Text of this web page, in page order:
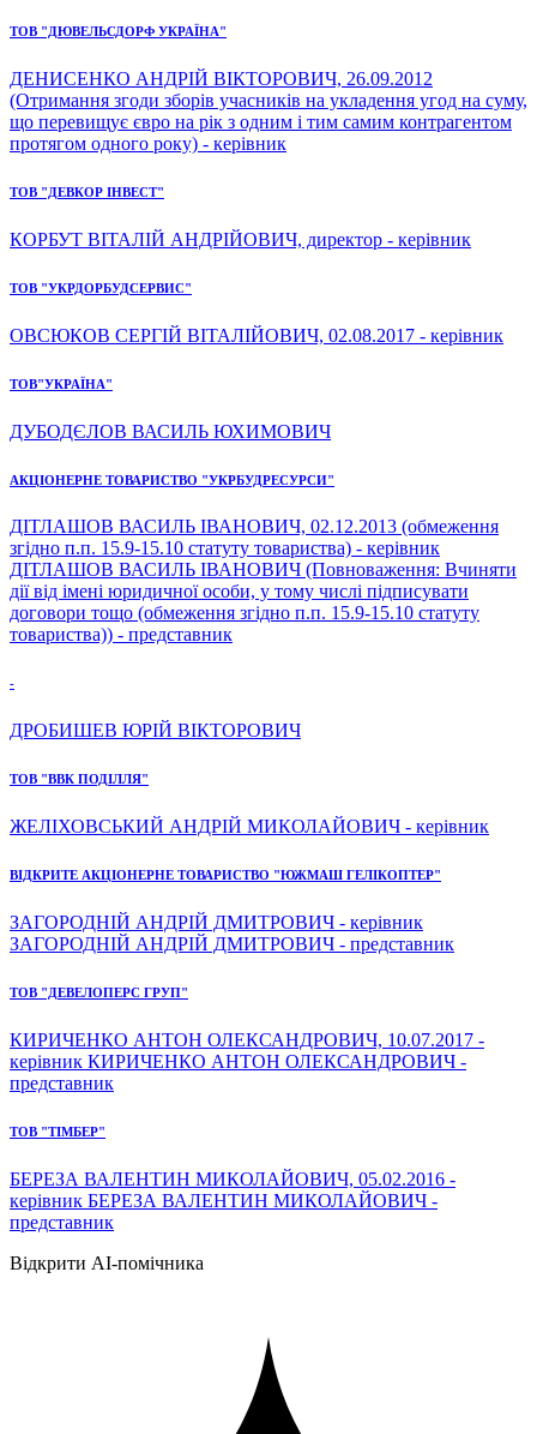
ТОВ "ДЮВЕЛЬСДОРФ УКРАЇНА"
ДЕНИСЕНКО АНДРІЙ ВІКТОРОВИЧ, 26.09.2012
(Отримання згоди зборів учасників на укладення угод на суму,
що перевищує євро на рік з одним і тим самим контрагентом
протягом одного року) - керівник
ТОВ "ДЕВКОР ІНВЕСТ"
КОРБУТ ВІТАЛІЙ АНДРІЙОВИЧ, директор - керівник
ТОВ "УКРДОРБУДСЕРВИС"
ОВСЮКОВ СЕРГІЙ ВІТАЛІЙОВИЧ, 02.08.2017 - керівник
ТОВ"УКРАЇНА"
ДУБОДЄЛОВ ВАСИЛЬ ЮХИМОВИЧ
АКЦІОНЕРНЕ ТОВАРИСТВО "УКРБУДРЕСУРСИ"
ДІТЛАШОВ ВАСИЛЬ ІВАНОВИЧ, 02.12.2013 (обмеження
згідно п.п. 15.9-15.10 статуту товариства) - керівник
ДІТЛАШОВ ВАСИЛЬ ІВАНОВИЧ (Повноваження: Вчиняти
дії від імені юридичної особи, у тому числі підписувати
договори тощо (обмеження згідно п.п. 15.9-15.10 статуту
товариства)) - представник
-
ДРОБИШЕВ ЮРІЙ ВІКТОРОВИЧ
ТОВ "ВВК ПОДІЛЛЯ"
ЖЕЛІХОВСЬКИЙ АНДРІЙ МИКОЛАЙОВИЧ - керівник
ВІДКРИТЕ АКЦІОНЕРНЕ ТОВАРИСТВО "ЮЖМАШ ГЕЛІКОПТЕР"
ЗАГОРОДНІЙ АНДРІЙ ДМИТРОВИЧ - керівник
ЗАГОРОДНІЙ АНДРІЙ ДМИТРОВИЧ - представник
ТОВ "ДЕВЕЛОПЕРС ГРУП"
КИРИЧЕНКО АНТОН ОЛЕКСАНДРОВИЧ, 10.07.2017 -
керівник КИРИЧЕНКО АНТОН ОЛЕКСАНДРОВИЧ -
представник
ТОВ "ТІМБЕР"
БЕРЕЗА ВАЛЕНТИН МИКОЛАЙОВИЧ, 05.02.2016 -
керівник БЕРЕЗА ВАЛЕНТИН МИКОЛАЙОВИЧ -
представник
Відкрити AI-помічника